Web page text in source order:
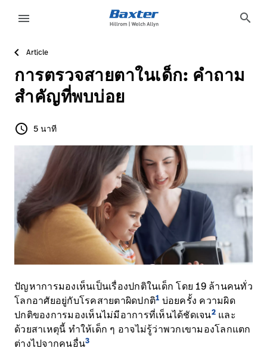
โซลูชั่น
ผลิตภัณฑ์
ความ
language ประเทศ
อาชีพ launch
Baxter.com launch
Sign
Out
language
ติดต่อเรา
อาชีพ launch
Baxter.com
menu search
Article
การตรวจสายตาในเด็ก: คำถาม
สำคัญที่พบบ่อย
5 นาที
schedule 5 นาที
ปัญหาการมองเห็นเป็นเรื่องปกติในเด็ก โดย 19 ล้านคนทั่ว
โลกอาศัยอยู่กับโรคสายตาผิดปกติ1 บ่อยครั้ง ความผิด
ปกติของการมองเห็นไม่มีอาการที่เห็นได้ชัดเจน2และ
ด้วยสาเหตุนี้ ทำให้เด็ก ๆ อาจไม่รู้ว่าพวกเขามองโลกแตก
ต่างไปจากคนอื่น3